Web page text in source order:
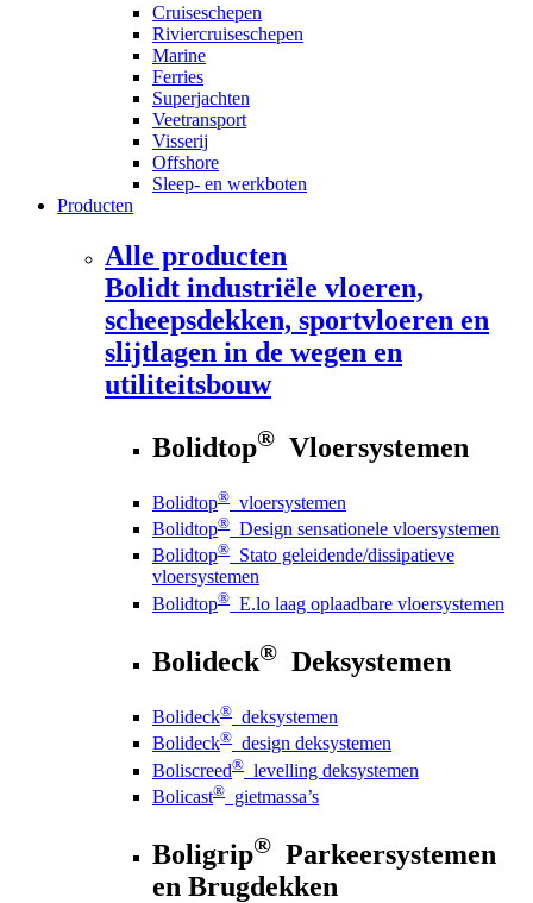
Cruiseschepen
Riviercruiseschepen
Marine
Ferries
Superjachten
Veetransport
Visserij
Offshore
Sleep- en werkboten
Producten
Alle producten
Bolidt industriële vloeren,
scheepsdekken, sportvloeren en
slijtlagen in de wegen en
utiliteitsbouw
Bolidtop® Vloersystemen
Bolidtop® vloersystemen
Bolidtop® Design sensationele vloersystemen
Bolidtop® Stato geleidende/dissipatieve
vloersystemen
Bolidtop® E.lo laag oplaadbare vloersystemen
Bolideck® Deksystemen
Bolideck® deksystemen
Bolideck® design deksystemen
Boliscreed® levelling deksystemen
Bolicast® gietmassa’s
Boligrip® Parkeersystemen
en Brugdekken